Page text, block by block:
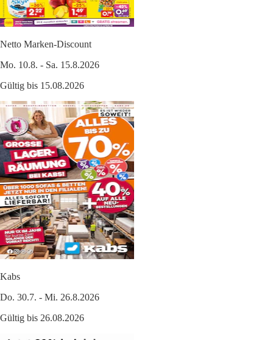
Netto Marken-Discount
Mo. 10.8. - Sa. 15.8.2026
Gültig bis 15.08.2026
Kabs
Do. 30.7. - Mi. 26.8.2026
Gültig bis 26.08.2026